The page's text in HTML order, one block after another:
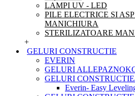
LAMPI UV - LED
PILE ELECTRICE SI
MANICHIURA
STERILIZATOARE
+
GELURI CONSTRUCTIE
EVERIN
GELURI
GELURI
Everin- Easy